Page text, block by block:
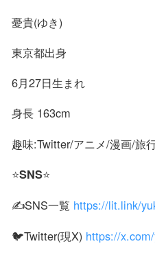
憂貴(ゆき)
東京都出身
6月27日生まれ
身長 163cm
趣味:Twitter/アニメ/漫画/旅
⭐️SNS⭐️
✍️SNS一覧 https://lit.link/
🐦Twitter(現X) https://